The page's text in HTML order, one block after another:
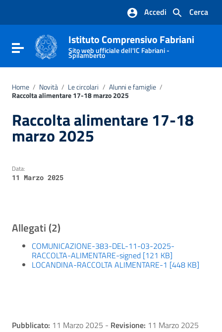
Vai al footer
Cerca
Accedi
Attiva / disattiva la navigazione
Istituto Comprensivo Fabriani
Sito web ufficiale dell'IC Fabriani -
Spilamberto
Home / Novità / Le circolari / Alunni e famiglie /
Raccolta alimentare 17-18 marzo 2025
Raccolta alimentare 17-18
marzo 2025
Data:
11 Marzo 2025
Allegati (2)
COMUNICAZIONE-383-DEL-11-03-2025-
RACCOLTA-ALIMENTARE-signed [121 KB]
LOCANDINA-RACCOLTA ALIMENTARE-1 [448 KB]
Pubblicato: 11 Marzo 2025 - Revisione: 11 Marzo 2025